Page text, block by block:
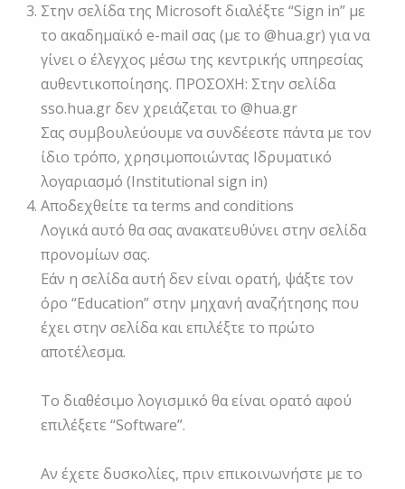
Στην σελίδα της Microsoft διαλέξτε “Sign in” με
το ακαδημαϊκό e-mail σας (με το @hua.gr) για να
γίνει ο έλεγχος μέσω της κεντρικής υπηρεσίας
αυθεντικοποίησης. ΠΡΟΣΟΧΗ: Στην σελίδα
sso.hua.gr δεν χρειάζεται το @hua.gr
Σας συμβουλεύουμε να συνδέεστε πάντα με τον
ίδιο τρόπο, χρησιμοποιώντας Ιδρυματικό
λογαριασμό (Institutional sign in)
Αποδεχθείτε τα terms and conditions
Λογικά αυτό θα σας ανακατευθύνει στην σελίδα
προνομίων σας.
Εάν η σελίδα αυτή δεν είναι ορατή, ψάξτε τον
όρο “Education” στην μηχανή αναζήτησης που
έχει στην σελίδα και επιλέξτε το πρώτο
αποτέλεσμα.
Το διαθέσιμο λογισμικό θα είναι ορατό αφού
επιλέξετε “Software”.
Αν έχετε δυσκολίες, πριν επικοινωνήστε με το